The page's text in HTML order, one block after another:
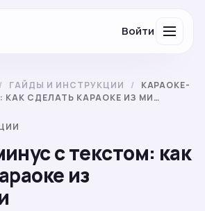
Войти
/ ГАЙДЫ И ИНСТРУКЦИИ /
КАРАОКЕ-
СДЕЛАТЬ КАРАОКЕ ИЗ МИ…
с текстом: как
из